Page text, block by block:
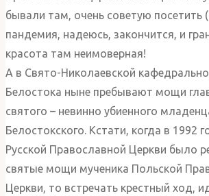
бывали там, очень советую посетить
пандемия, надеюсь, закончится, и
красота там неимоверная!
А в Свято-Николаевской
Белостока ныне пребывают мощи
святого – невинно убиенного
Белостокского. Кстати, когда в 1992
Русской Православной Церкви было
святые мощи мученика Польской
Церкви, то встречать крестный ход,